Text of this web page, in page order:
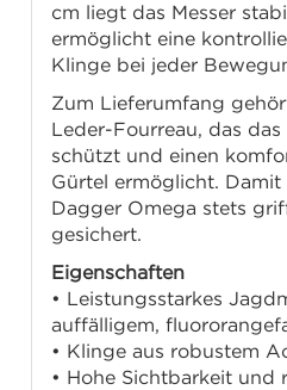
cm liegt das Messer
ermöglicht eine
Klinge bei jeder
Zum Lieferumfang
Leder-Fourreau, das das
schützt und einen
Gürtel ermöglicht.
Dagger Omega stets
gesichert.
Eigenschaften
• Leistungsstarkes
auffälligem,
• Klinge aus robustem
• Hohe Sichtbarkeit und